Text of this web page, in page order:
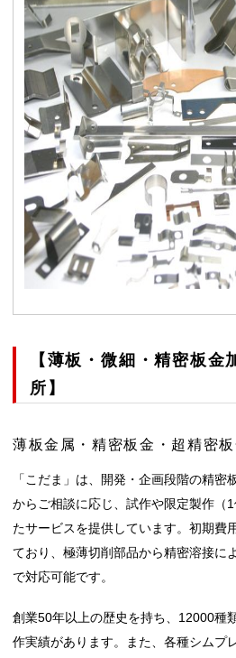
【薄板・微細・精密板
所】
薄板金属・精密板金・超精密
「こだま」は、開発・企画段階の精密
からご相談に応じ、試作や限定製作（
たサービスを提供しています。初期費
ており、極薄切削部品から精密溶接に
で対応可能です。
創業50年以上の歴史を持ち、12000種
作実績があります。また、各種シムプ